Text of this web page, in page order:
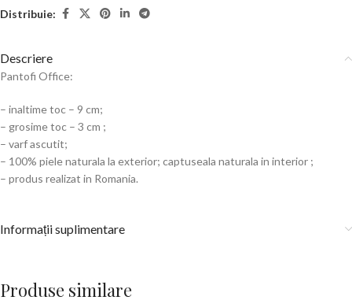
Distribuie:
Descriere
Pantofi Office:
– inaltime toc – 9 cm;
– grosime toc – 3 cm ;
– varf ascutit;
– 100% piele naturala la exterior; captuseala naturala in interior ;
– produs realizat in Romania.
Informații suplimentare
Produse similare